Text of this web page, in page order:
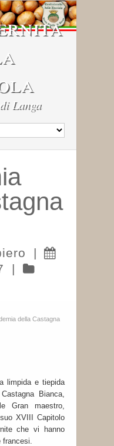
Langa
|
|
della Castagna
limpida e tiepida
Bianca,
Gran maestro,
XVIII Capitolo
che vi hanno
francesi.